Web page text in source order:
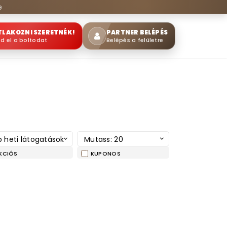
SZERETNÉK!
el a boltodat
PARTNER BELÉPÉS
Belépés a felületre
heti látogatások Mutass: 20
KUPONOS